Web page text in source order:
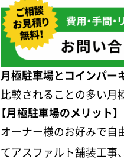
月極駐車場とコインパー
比較されることの多い月
【月極駐車場のメリット】
オーナー様のお好みで自
てアスファルト舗装工事